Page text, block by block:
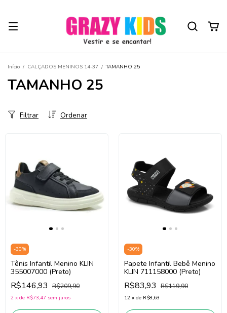
Início / CALÇADOS MENINOS 14-37 / TAMANHO 25
TAMANHO 25
Ordenar
Filtrar
-30%
Tênis Infantil Menino KLIN
355007000 (Preto)
R$146,93 R$209,90
2 x de R$73,47 sem juros
-30%
Papete Infantil Bebê Menino
KLIN 711158000 (Preto)
R$83,93 R$119,90
12 x de R$8,63